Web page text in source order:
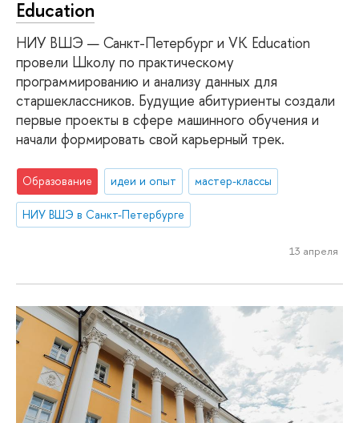
Education
НИУ ВШЭ — Санкт-Петербург и VK Education
провели Школу по практическому
программированию и анализу данных для
старшеклассников. Будущие абитуриенты создали
первые проекты в сфере машинного обучения и
начали формировать свой карьерный трек.
Образование идеи и опыт мастер-классы
НИУ ВШЭ в Санкт-Петербурге
13 апреля